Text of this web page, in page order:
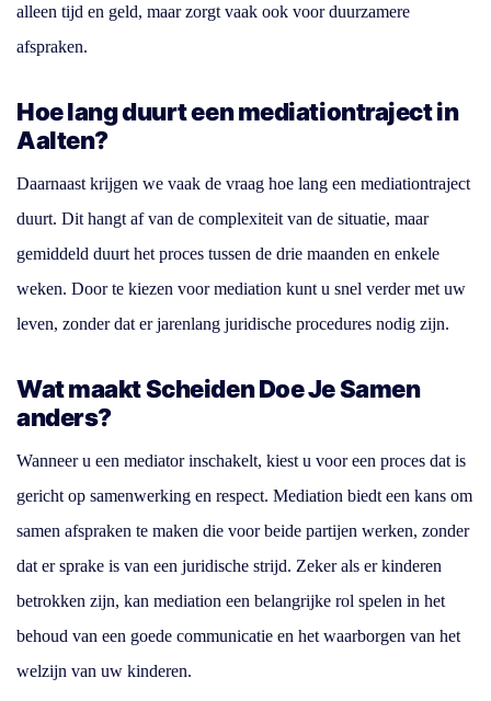
alleen tijd en geld, maar zorgt vaak ook voor duurzamere
afspraken.
Hoe lang duurt een mediationtraject in
Aalten?
Daarnaast krijgen we vaak de vraag hoe lang een mediationtraject
duurt. Dit hangt af van de complexiteit van de situatie, maar
gemiddeld duurt het proces tussen de drie maanden en enkele
weken. Door te kiezen voor mediation kunt u snel verder met uw
leven, zonder dat er jarenlang juridische procedures nodig zijn.
Wat maakt Scheiden Doe Je Samen
anders?
Wanneer u een mediator inschakelt, kiest u voor een proces dat is
gericht op samenwerking en respect. Mediation biedt een kans om
samen afspraken te maken die voor beide partijen werken, zonder
dat er sprake is van een juridische strijd. Zeker als er kinderen
betrokken zijn, kan mediation een belangrijke rol spelen in het
behoud van een goede communicatie en het waarborgen van het
welzijn van uw kinderen.